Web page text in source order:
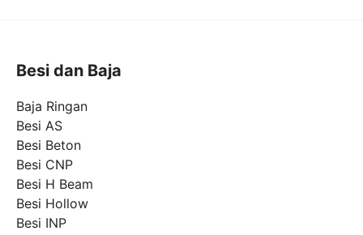
Besi dan Baja
Baja Ringan
Besi AS
Besi Beton
Besi CNP
Besi H Beam
Besi Hollow
Besi INP